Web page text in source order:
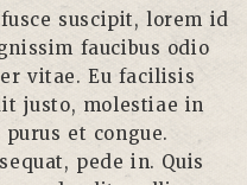
suscipit, lorem id
faucibus odio
vitae. Eu facilisis
justo, molestiae in
et congue.
pede in. Quis